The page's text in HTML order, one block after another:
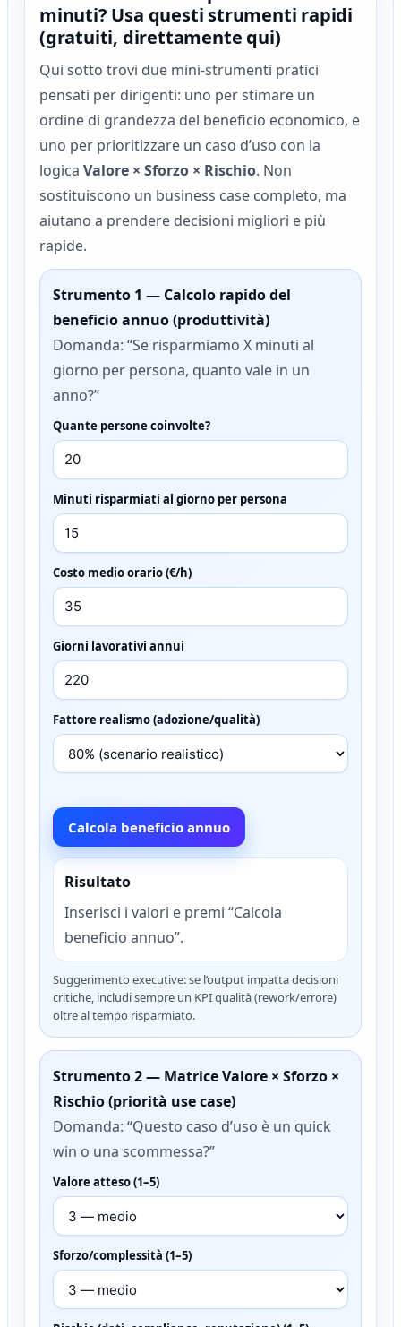
minuti? Usa questi strumenti rapidi
(gratuiti, direttamente qui)
Qui sotto trovi due mini‑strumenti pratici
pensati per dirigenti: uno per stimare un
ordine di grandezza del beneficio economico, e
uno per prioritizzare un caso d’uso con la
logica Valore × Sforzo × Rischio. Non
sostituiscono un business case completo, ma
aiutano a prendere decisioni migliori e più
rapide.
Strumento 1 — Calcolo rapido del
beneficio annuo (produttività)
Domanda: “Se risparmiamo X minuti al
giorno per persona, quanto vale in un
anno?”
Quante persone coinvolte?
Minuti risparmiati al giorno per persona
Costo medio orario (€/h)
Giorni lavorativi annui
Fattore realismo (adozione/qualità)
Calcola beneficio annuo
Risultato
Inserisci i valori e premi “Calcola
beneficio annuo”.
Suggerimento executive: se l’output impatta decisioni
critiche, includi sempre un KPI qualità (rework/errore)
oltre al tempo risparmiato.
Strumento 2 — Matrice Valore × Sforzo ×
Rischio (priorità use case)
Domanda: “Questo caso d’uso è un quick
win o una scommessa?”
Valore atteso (1–5)
Sforzo/complessità (1–5)